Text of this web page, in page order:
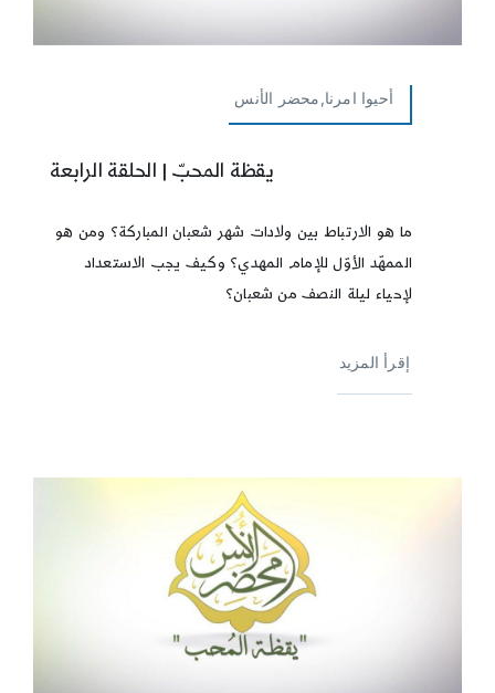
أحيوا امرنا,محضر الأنس
يقظة المحبّ | الحلقة الرابعة
ما هو الارتباط بين ولادات شهر شعبان المباركة؟ ومن هو
الممهّد الأوّل للإمام المهدي؟ وكيف يجب الاستعداد
لإحياء ليلة النصف من شعبان؟
إقرأ المزيد